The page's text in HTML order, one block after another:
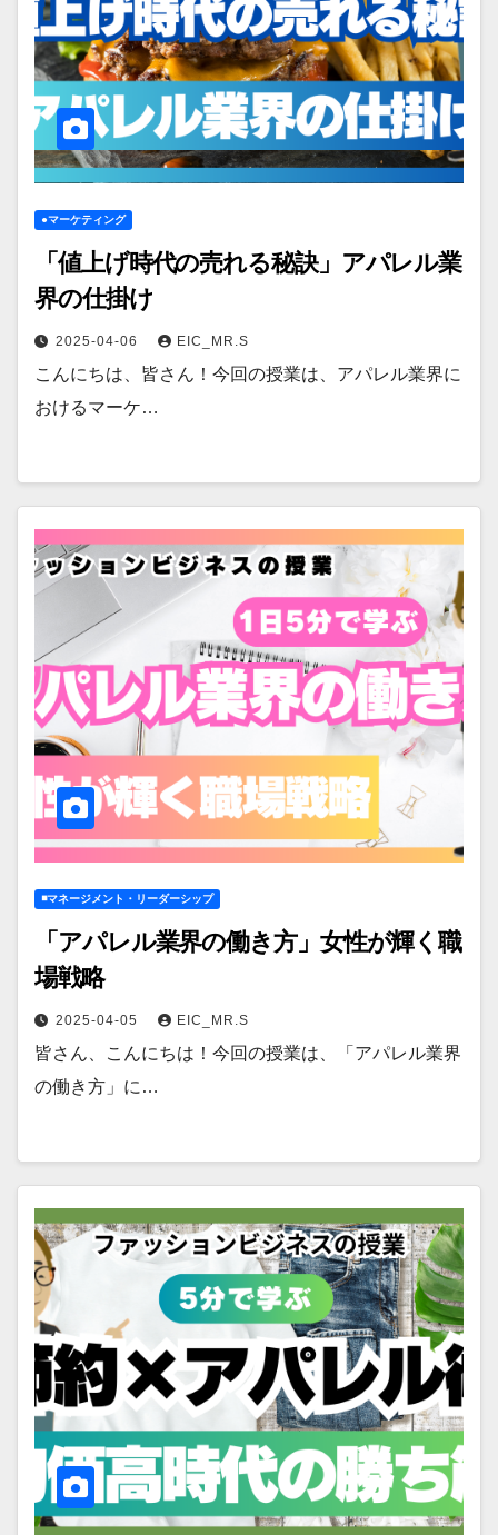
●マーケティング
「値上げ時代の売れる秘訣」アパレル業
界の仕掛け
2025-04-06 EIC_MR.S
こんにちは、皆さん！今回の授業は、アパレル業界に
おけるマーケ…
◾️マネージメント・リーダーシップ
「アパレル業界の働き方」女性が輝く職
場戦略
2025-04-05 EIC_MR.S
皆さん、こんにちは！今回の授業は、「アパレル業界
の働き方」に…